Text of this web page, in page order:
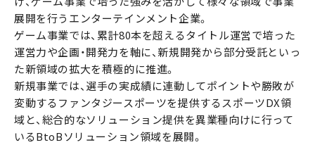
展開を行うエンターテインメント企業。
ゲーム事業では、累計80本を超えるタイトル運営で培った
運営力や企画・開発力を軸に、新規開発から部分受託といっ
た新領域の拡大を積極的に推進。
新規事業では、選手の実成績に連動してポイントや勝敗が
変動するファンタジースポーツを提供するスポーツDX領
域と、総合的なソリューション提供を異業種向けに行って
いるBtoBソリューション領域を展開。